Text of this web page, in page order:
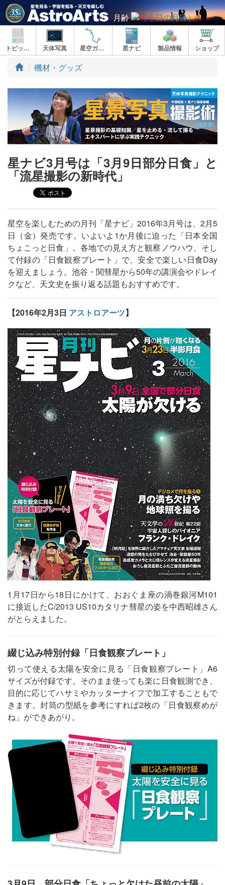
月齢
トピックス 天体写真 星空ガイド 星ナビ 製品情報 ショップ
ト
プ
機材・グッズ
星ナビ3月号は「3月9日部分日食」と
「流星撮影の新時代」
星空を楽しむための月刊「星ナビ」2016年3月号は、2月5
日（金）発売です。いよいよ1か月後に迫った「日本全国
ちょこっと日食」。各地での見え方と観察ノウハウ、そし
て付録の「日食観察プレート」で、安全で楽しい日食Day
を迎えましょう。池谷・関彗星から50年の講演会やドレイ
クなど、天文史を振り返る話題もおすすめです。
【2016年2月3日 アストロアーツ】
1月17日から18日にかけて、おおぐま座の渦巻銀河M101
に接近したC/2013 US10カタリナ彗星の姿を中西昭雄さん
がとらえました。
綴じ込み特別付録「日食観察プレート」
切って使える太陽を安全に見る「日食観察プレート」A6
サイズが付録です。そのまま使っても楽に日食観測でき、
目的に応じてハサミやカッターナイフで加工することもで
きます。封筒の型紙を参考にすれば2枚の「日食観察めが
ね」ができあがり。